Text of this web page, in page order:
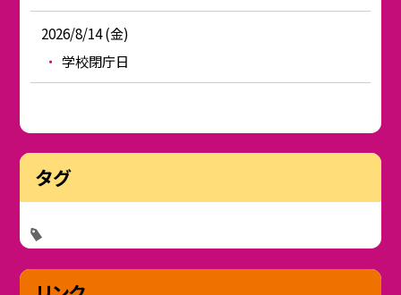
2026/8/14 (金)
学校閉庁日
タグ